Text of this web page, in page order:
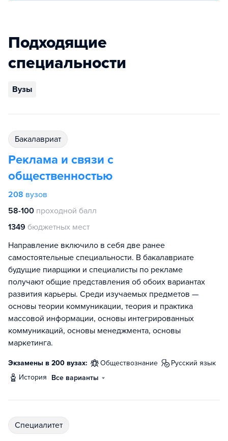
Подходящие
специальности
Вузы
бакалавриат
Реклама и связи с
общественностью
208 вузов
58-100 проходной балл
1349 бюджетных мест
Направление включило в себя две ранее
самостоятельные специальности. В бакалавриате
будущие пиарщики и специалисты по рекламе
получают общие представления об обоих вариантах
развития карьеры. Среди изучаемых предметов —
основы теории коммуникации, теория и практика
массовой информации, основы интегрированных
коммуникаций, основы менеджмента, основы
маркетинга.
Экзамены в 200 вузах: обществознание
русский язык
история
Все варианты
специалитет